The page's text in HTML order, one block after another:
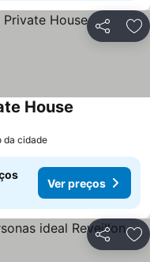
Partilhar
House
da cidade
Ver preços
Partilhar